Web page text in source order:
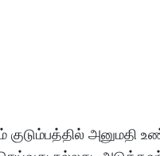
குடும்பத்தில் அனுமதி